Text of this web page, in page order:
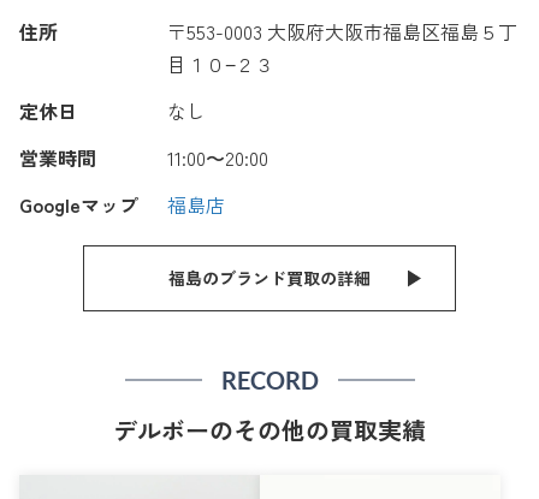
住所
〒553-0003 大阪府大阪市福島区福島５丁
目１０−２３
定休日
なし
営業時間
11:00〜20:00
Googleマップ
福島店
福島のブランド買取の詳細
RECORD
デルボーのその他の買取実績